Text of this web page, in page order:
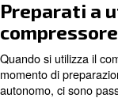
e icompressori
categorie del
l'uso domestico
industriali.